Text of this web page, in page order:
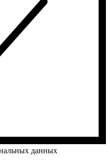
данных